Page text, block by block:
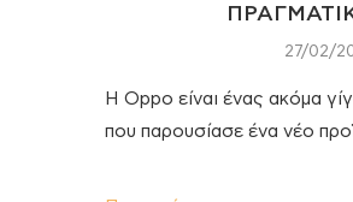
27/02/
Η Oppo είναι ένας ακόμα
που παρουσίασε ένα νέο